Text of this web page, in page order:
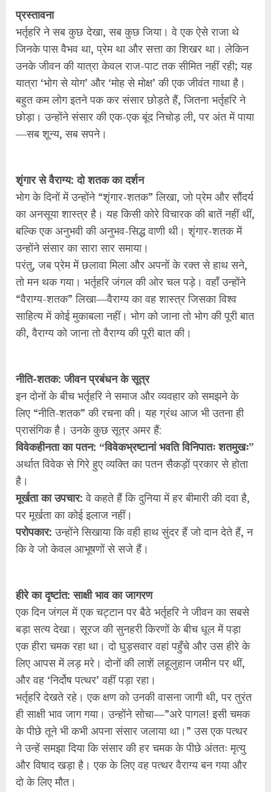
प्रस्तावना
भर्तृहरि ने सब कुछ देखा, सब कुछ जिया। वे एक ऐसे राजा थे
जिनके पास वैभव था, प्रेम था और सत्ता का शिखर था। लेकिन
उनके जीवन की यात्रा केवल राज-पाट तक सीमित नहीं रही; यह
यात्रा ‘भोग से योग’ और ‘मोह से मोक्ष’ की एक जीवंत गाथा है।
बहुत कम लोग इतने पक कर संसार छोड़ते हैं, जितना भर्तृहरि ने
छोड़ा। उन्होंने संसार की एक-एक बूंद निचोड़ ली, पर अंत में पाया
—सब शून्य, सब सपने।
शृंगार से वैराग्य: दो शतक का दर्शन
भोग के दिनों में उन्होंने “शृंगार-शतक” लिखा, जो प्रेम और सौंदर्य
का अनसूया शास्त्र है। यह किसी कोरे विचारक की बातें नहीं थीं,
बल्कि एक अनुभवी की अनुभव-सिद्ध वाणी थी। शृंगार-शतक में
उन्होंने संसार का सारा सार समाया।
परंतु, जब प्रेम में छलावा मिला और अपनों के रक्त से हाथ सने,
तो मन थक गया। भर्तृहरि जंगल की ओर चल पड़े। वहाँ उन्होंने
“वैराग्य-शतक” लिखा—वैराग्य का वह शास्त्र जिसका विश्व
साहित्य में कोई मुकाबला नहीं। भोग को जाना तो भोग की पूरी बात
की, वैराग्य को जाना तो वैराग्य की पूरी बात की।
नीति-शतक: जीवन प्रबंधन के सूत्र
इन दोनों के बीच भर्तृहरि ने समाज और व्यवहार को समझने के
लिए “नीति-शतक” की रचना की। यह ग्रंथ आज भी उतना ही
प्रासंगिक है। उनके कुछ सूत्र अमर हैं:
विवेकहीनता का पतन: “विवेकभ्रष्टानां भवति विनिपातः शतमुखः”
अर्थात विवेक से गिरे हुए व्यक्ति का पतन सैकड़ों प्रकार से होता
है।
मूर्खता का उपचार: वे कहते हैं कि दुनिया में हर बीमारी की दवा है,
पर मूर्खता का कोई इलाज नहीं।
परोपकार: उन्होंने सिखाया कि वही हाथ सुंदर हैं जो दान देते हैं, न
कि वे जो केवल आभूषणों से सजे हैं।
हीरे का दृष्टांत: साक्षी भाव का जागरण
एक दिन जंगल में एक चट्टान पर बैठे भर्तृहरि ने जीवन का सबसे
बड़ा सत्य देखा। सूरज की सुनहरी किरणों के बीच धूल में पड़ा
एक हीरा चमक रहा था। दो घुड़सवार वहां पहुँचे और उस हीरे के
लिए आपस में लड़ मरे। दोनों की लाशें लहूलुहान जमीन पर थीं,
और वह ‘निर्दोष पत्थर’ वहीं पड़ा रहा।
भर्तृहरि देखते रहे। एक क्षण को उनकी वासना जागी थी, पर तुरंत
ही साक्षी भाव जाग गया। उन्होंने सोचा—”अरे पागल! इसी चमक
के पीछे तूने भी कभी अपना संसार जलाया था।” उस एक पत्थर
ने उन्हें समझा दिया कि संसार की हर चमक के पीछे अंततः मृत्यु
और विषाद खड़ा है। एक के लिए वह पत्थर वैराग्य बन गया और
दो के लिए मौत।